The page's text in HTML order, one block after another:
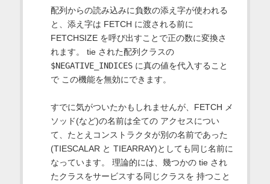
配列からの読み込みに負数の添え字が使われる
と、添え字は FETCH に渡される前に
FETCHSIZE を呼び出すことで正の数に変換さ
れます。 tie された配列クラスの
$NEGATIVE_INDICESに真の値を代入すること
で この機能を無効にできます。
すでに気がついたかもしれませんが、FETCH メ
ソッド(など)の名前は全ての アクセスについ
て、たとえコンストラクタが別の名前であった
(TIESCALAR と TIEARRAY)としても同じ名前に
なっています。 理論的には、幾つかの tie され
たクラスをサービスする同じクラスを 持つこと